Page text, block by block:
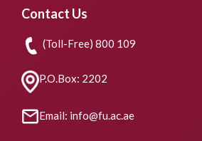
Contact Us
(Toll-Free) 800 109
P.O.Box: 2202
Email: info@fu.ac.ae